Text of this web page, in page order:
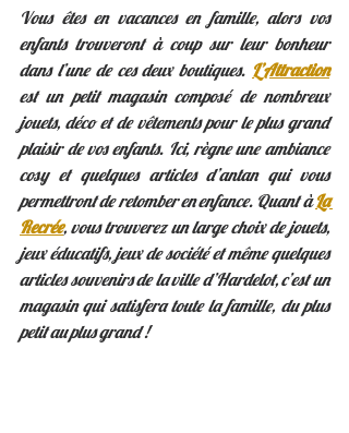
Vous êtes en vacances en famille, alors vos
enfants trouveront à coup sur leur bonheur
dans l’une de ces deux boutiques. L’Attraction
est un petit magasin composé de nombreux
jouets, déco et de vêtements pour le plus grand
plaisir de vos enfants. Ici, règne une ambiance
cosy et quelques articles d’antan qui vous
permettront de retomber en enfance. Quant à La
Recrée, vous trouverez un large choix de jouets,
jeux éducatifs, jeux de société et même quelques
articles souvenirs de la ville d’Hardelot, c’est un
magasin qui satisfera toute la famille, du plus
petit au plus grand !